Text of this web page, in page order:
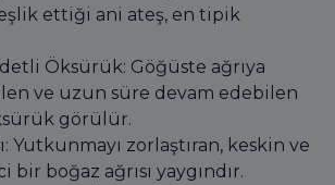
ettiği ani ateş, en tipik
Öksürük: Göğüste ağrıya
ve uzun süre devam edebilen
görülür.
Yutkunmayı zorlaştıran, keskin ve
bir boğaz ağrısı yaygındır.